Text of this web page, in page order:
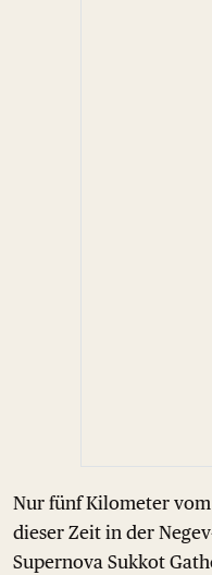
Nur fünf Kilometer
dieser Zeit in der
Supernova Sukkot